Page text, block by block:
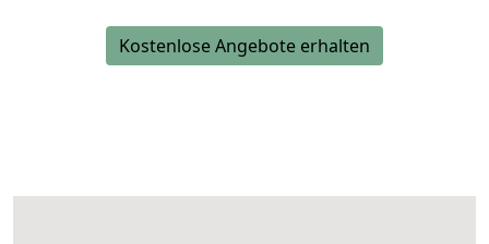
Kostenlose Angebote erhalten